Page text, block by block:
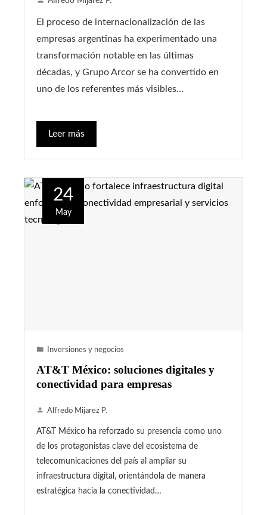
El proceso de internacionalización de las
empresas argentinas ha experimentado una
transformación notable en las últimas
décadas, y Grupo Arcor se ha convertido en
uno de los referentes más visibles…
Leer más
24
May
Inversiones y negocios
AT&T México: soluciones digitales y
conectividad para empresas
Alfredo Mijarez P.
AT&T México ha reforzado su presencia como uno
de los protagonistas clave del ecosistema de
telecomunicaciones del país al ampliar su
infraestructura digital, orientándola de manera
estratégica hacia la conectividad…